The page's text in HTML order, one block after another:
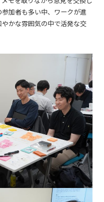
加者も多い中、ワークが進
かな雰囲気の中で活発な交